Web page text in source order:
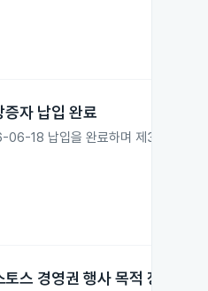
자 납입 완료
06-18 납입을 완료하며 제3자배정
스 경영권 행사 목적 장내매수